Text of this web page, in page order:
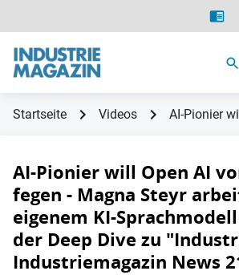
Startseite Videos AI-Pionier
AI-Pionier will Open AI
fegen - Magna Steyr
eigenem KI-
der Deep Dive zu
Industriemagazin News